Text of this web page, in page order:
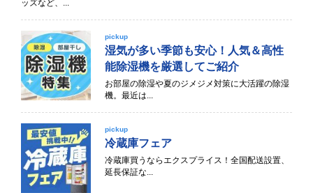
ッズなど、...
pickup
湿気が多い季節も安心！人気＆高性
能除湿機を厳選してご紹介
お部屋の除湿や夏のジメジメ対策に大活躍の除湿
機。最近は...
pickup
冷蔵庫フェア
冷蔵庫買うならエクスプライス！全国配送設置、
延長保証な...